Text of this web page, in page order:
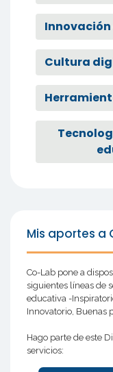
Cultura
Mis aportes a
Co-Lab pone a
siguientes líneas de
educativa -
Innovatorio, Buenas
Hago parte de este
servicios: